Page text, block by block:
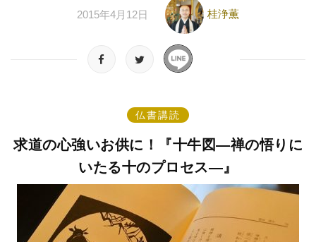
2015年4月12日 桂浄薫
仏書講読
求道の心強いお供に！『十牛図―禅の悟りに
いたる十のプロセス―』